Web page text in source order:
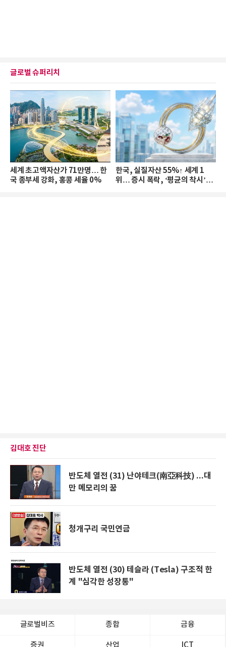
글로벌 슈퍼리치
세계 초고액자산가 71만명… 한
국 종부세 강화, 홍콩 세율 0%
한국, 실질자산 55%↑ 세계 1
위… 증시 폭락, ‘평균의 착시’와
김대호 진단
반도체 열전 (31) 난야테크(南亞科技) ...대
만 메모리의 꿈
청개구리 국민연금
반도체 열전 (30) 테슬라 (Tesla) 구조적 한
계 "심각한 성장통"
글로벌비즈 종합 금융
증권 산업 ICT